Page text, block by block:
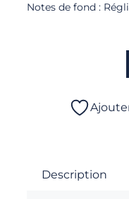
Notes de fond :
Bouquet
Sauvages
Description